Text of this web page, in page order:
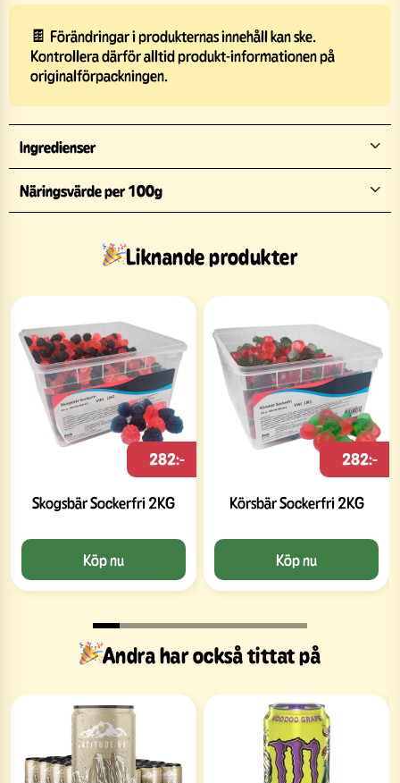
🍫 Förändringar i produkternas innehåll kan ske.
Kontrollera därför alltid produkt-informationen på
originalförpackningen.
Ingredienser
Näringsvärde per 100g
Liknande produkter
Skogsbär Sockerfri 2KG
282:-
Köp nu
Körsbär Sockerfri 2KG
282:-
Köp nu
Andra har också tittat på